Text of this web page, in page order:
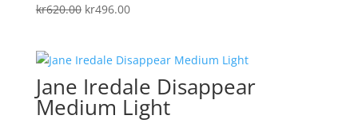
kr620.00 Det
var:
kr620.00.
kr496.00Det
är:
kr496.00.
Jane Iredale Disappear
Medium Light